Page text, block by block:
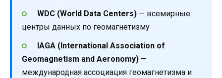
WDC (World Data Centers)— всемирные
центры данных по геомагнетизму
IAGA (International Association of
Geomagnetism and Aeronomy) —
международная ассоциация геомагнетизма и